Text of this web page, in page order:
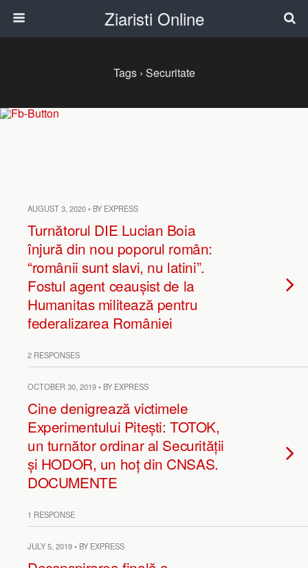
Ziaristi Online
Tags › Securitate
AUGUST 3, 2020 • BY EXPRESS
Turnătorul DIE Lucian Boia
înjură din nou poporul român:
“românii sunt slavi, nu latini”.
Fostul agent ceaușist de la
Humanitas militează pentru
federalizarea României
2 RESPONSES
OCTOBER 30, 2019 • BY EXPRESS
Cine denigrează victimele
Experimentului Pitești: TOTOK,
un turnător ordinar al Securității
și HODOR, un hoț din CNSAS.
DOCUMENTE
1 RESPONSE
JULY 5, 2019 • BY EXPRESS